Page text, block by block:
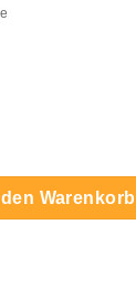
Grün Menge
den Warenkorb